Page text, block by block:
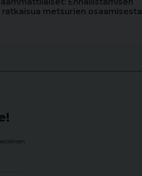
metsurien osaamisesta